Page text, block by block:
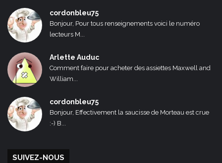
cordonbleu75
Bonjour, Pour tous renseignements voici le numéro
lecteurs M...
Arlette Auduc
Comment faire pour acheter des assiettes Maxwell and
William...
cordonbleu75
Bonjour, Effectivement la saucisse de Morteau est crue
:-) B...
SUIVEZ-NOUS